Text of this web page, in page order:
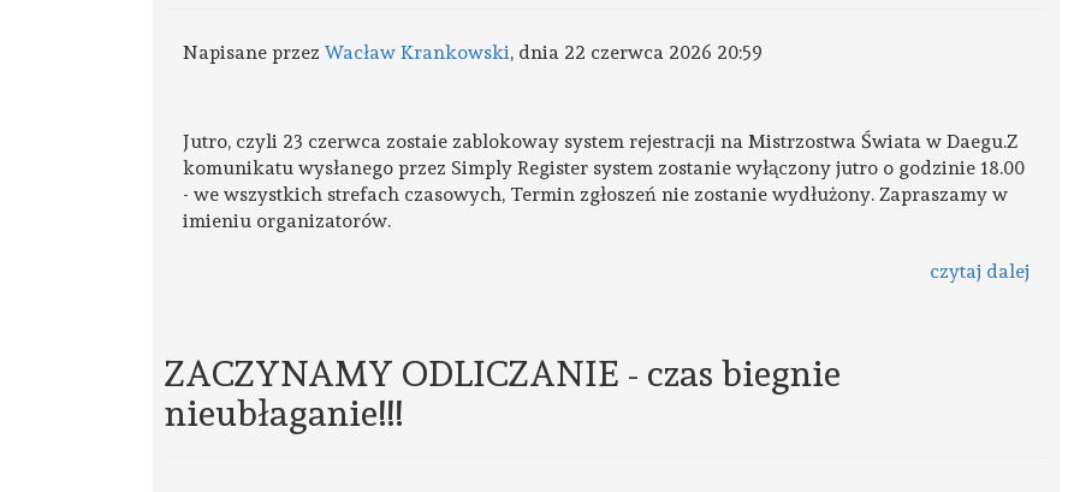
Napisane przez Wacław Krankowski, dnia 22 czerwca 2026 20:59
Jutro, czyli 23 czerwca zostaie zablokoway system rejestracji na Mistrzostwa Świata w Daegu.Z
komunikatu wysłanego przez Simply Register system zostanie wyłączony jutro o godzinie 18.00
- we wszystkich strefach czasowych, Termin zgłoszeń nie zostanie wydłużony. Zapraszamy w
imieniu organizatorów.
czytaj dalej
ZACZYNAMY ODLICZANIE - czas biegnie
nieubłaganie!!!